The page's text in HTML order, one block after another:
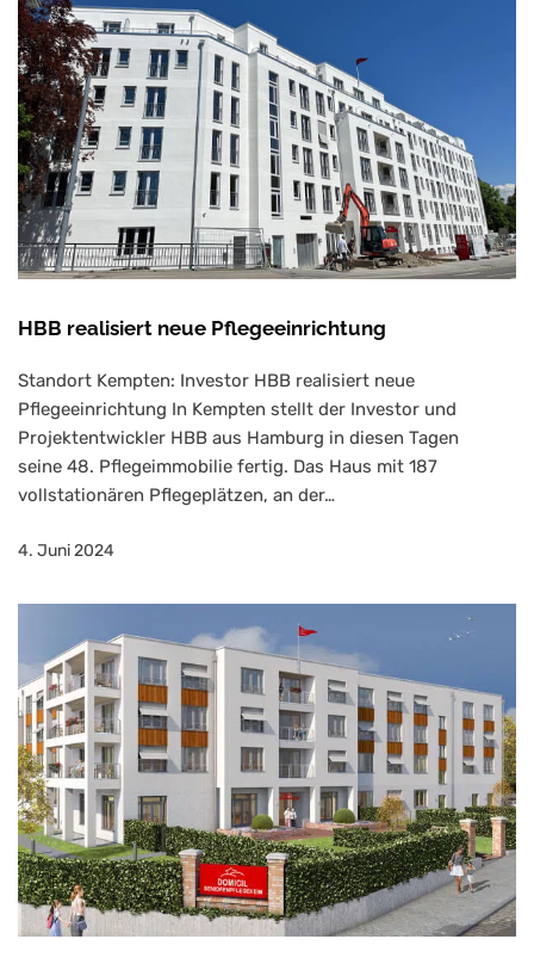
HBB realisiert neue Pflegeeinrichtung
Standort Kempten: Investor HBB realisiert neue
Pflegeeinrichtung In Kempten stellt der Investor und
Projektentwickler HBB aus Hamburg in diesen Tagen
seine 48. Pflegeimmobilie fertig. Das Haus mit 187
vollstationären Pflegeplätzen, an der…
4. Juni 2024